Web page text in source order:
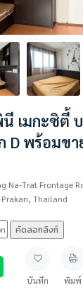
เมกะซิตี้
D พร้อมข
Na-Trat Frontage
Thailand
คัดลอกลิงก์
บันทึก
พิมพ์